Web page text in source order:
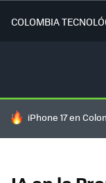
COLOMBIA
HOY SE HABLA DE
iPhone 17 en